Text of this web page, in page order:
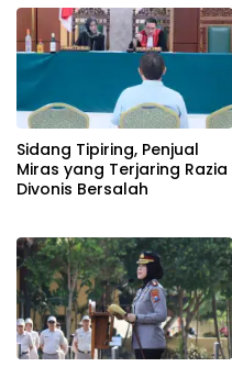
Sidang Tipiring, Penjual
Miras yang Terjaring Razia
Divonis Bersalah